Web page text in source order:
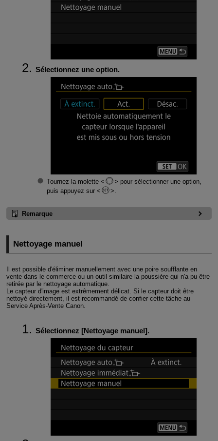
Sélectionnez une option.
Tournez la molette
pour sélectionner une option,
puis appuyez sur
.
Remarque
Nettoyage manuel
Il est possible d'éliminer manuellement avec une poire soufflante en
vente dans le commerce ou un outil similaire la poussière qui n'a pu être
retirée par le nettoyage automatique.
Le capteur d'image est extrêmement délicat. Si le capteur doit être
nettoyé directement, il est recommandé de confier cette tâche au
Service Après-Vente Canon.
Sélectionnez [Nettoyage manuel].